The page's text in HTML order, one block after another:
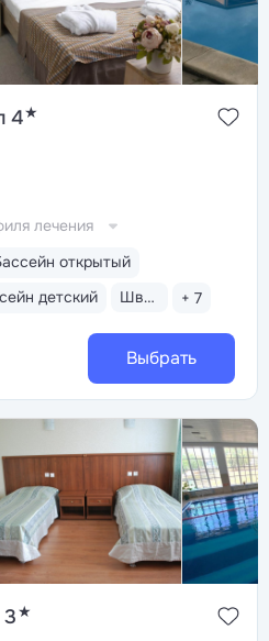
4★
открытый
детский Шведский стол + 7
лечения
Выбрать
★